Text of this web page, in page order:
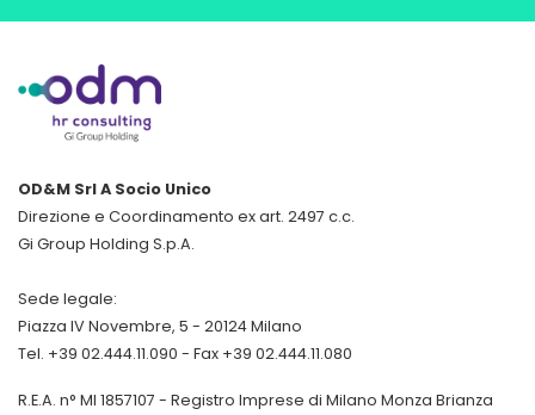
OD&M Srl A Socio Unico
Direzione e Coordinamento ex art. 2497 c.c.
Gi Group Holding S.p.A.
Sede legale:
Piazza IV Novembre, 5 - 20124 Milano
Tel. +39 02.444.11.090 - Fax +39 02.444.11.080
R.E.A. n° MI 1857107 - Registro Imprese di Milano Monza Brianza